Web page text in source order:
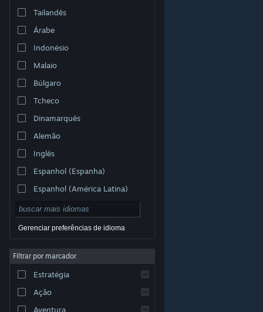
Ver versão para computadores
© Valve Corporation. Todos os direitos reservados.
respectivos donos nos EUA e em outros países.
Acessibilidade
Reembolsos|Cookies
Tailandês
Árabe
Indonésio
Malaio
Búlgaro
Tcheco
Dinamarquês
Alemão
Inglês
Espanhol (Espanha)
Espanhol (América Latina)
Gerenciar preferências de idioma
Filtrar por marcador
Estratégia
Ação
Aventura